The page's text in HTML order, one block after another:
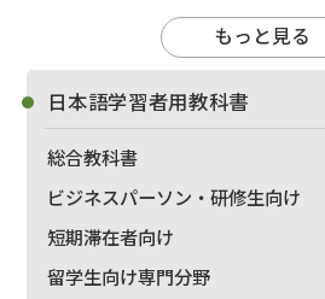
もっと見る
日本語学習者用教科書
総合教科書
ビジネスパーソン・研修生向け
短期滞在者向け
留学生向け専門分野